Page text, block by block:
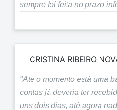
sempre foi feita no prazo
CRISTINA RIBEIRO
"Até o momento está uma
contas já deveria ter
uns dois dias, até agora